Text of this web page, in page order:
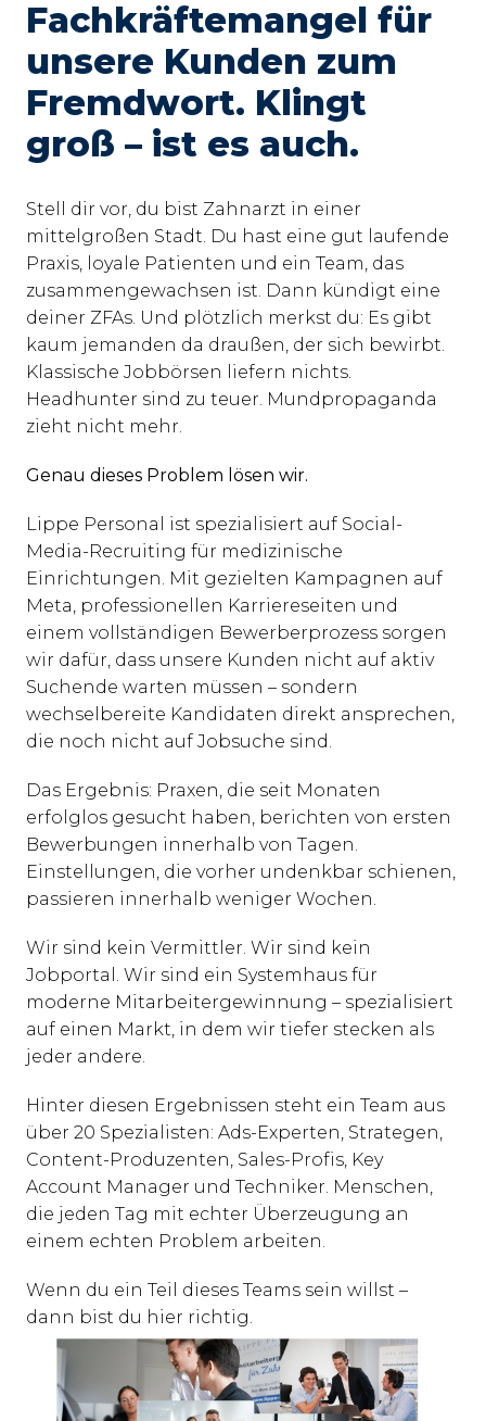
Fachkräftemangel für
unsere Kunden zum
Fremdwort. Klingt
groß – ist es auch.
Stell dir vor, du bist Zahnarzt in einer
mittelgroßen Stadt. Du hast eine gut laufende
Praxis, loyale Patienten und ein Team, das
zusammengewachsen ist. Dann kündigt eine
deiner ZFAs. Und plötzlich merkst du: Es gibt
kaum jemanden da draußen, der sich bewirbt.
Klassische Jobbörsen liefern nichts.
Headhunter sind zu teuer. Mundpropaganda
zieht nicht mehr.
Genau dieses Problem lösen wir.
Lippe Personal ist spezialisiert auf Social-
Media-Recruiting für medizinische
Einrichtungen. Mit gezielten Kampagnen auf
Meta, professionellen Karriereseiten und
einem vollständigen Bewerberprozess sorgen
wir dafür, dass unsere Kunden nicht auf aktiv
Suchende warten müssen – sondern
wechselbereite Kandidaten direkt ansprechen,
die noch nicht auf Jobsuche sind.
Das Ergebnis: Praxen, die seit Monaten
erfolglos gesucht haben, berichten von ersten
Bewerbungen innerhalb von Tagen.
Einstellungen, die vorher undenkbar schienen,
passieren innerhalb weniger Wochen.
Wir sind kein Vermittler. Wir sind kein
Jobportal. Wir sind ein Systemhaus für
moderne Mitarbeitergewinnung – spezialisiert
auf einen Markt, in dem wir tiefer stecken als
jeder andere.
Hinter diesen Ergebnissen steht ein Team aus
über 20 Spezialisten: Ads-Experten, Strategen,
Content-Produzenten, Sales-Profis, Key
Account Manager und Techniker. Menschen,
die jeden Tag mit echter Überzeugung an
einem echten Problem arbeiten.
Wenn du ein Teil dieses Teams sein willst –
dann bist du hier richtig.